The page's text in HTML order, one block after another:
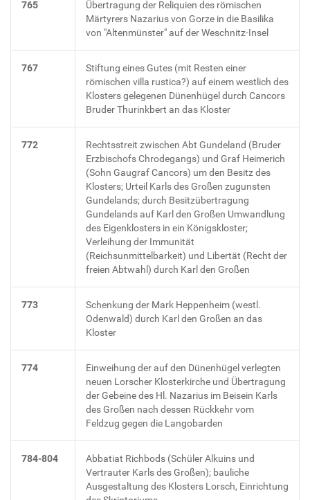
765
Übertragung der Reliquien des römischen
Märtyrers Nazarius von Gorze in die Basilika
von "Altenmünster" auf der Weschnitz-Insel
767
Stiftung eines Gutes (mit Resten einer
römischen villa rustica?) auf einem westlich des
Klosters gelegenen Dünenhügel durch Cancors
Bruder Thurinkbert an das Kloster
772
Rechtsstreit zwischen Abt Gundeland (Bruder
Erzbischofs Chrodegangs) und Graf Heimerich
(Sohn Gaugraf Cancors) um den Besitz des
Klosters; Urteil Karls des Großen zugunsten
Gundelands; durch Besitzübertragung
Gundelands auf Karl den Großen Umwandlung
des Eigenklosters in ein Königskloster;
Verleihung der Immunität
(Reichsunmittelbarkeit) und Libertät (Recht der
freien Abtwahl) durch Karl den Großen
773
Schenkung der Mark Heppenheim (westl.
Odenwald) durch Karl den Großen an das
Kloster
774
Einweihung der auf den Dünenhügel verlegten
neuen Lorscher Klosterkirche und Übertragung
der Gebeine des Hl. Nazarius im Beisein Karls
des Großen nach dessen Rückkehr vom
Feldzug gegen die Langobarden
784-804
Abbatiat Richbods (Schüler Alkuins und
Vertrauter Karls des Großen); bauliche
Ausgestaltung des Klosters Lorsch, Einrichtung